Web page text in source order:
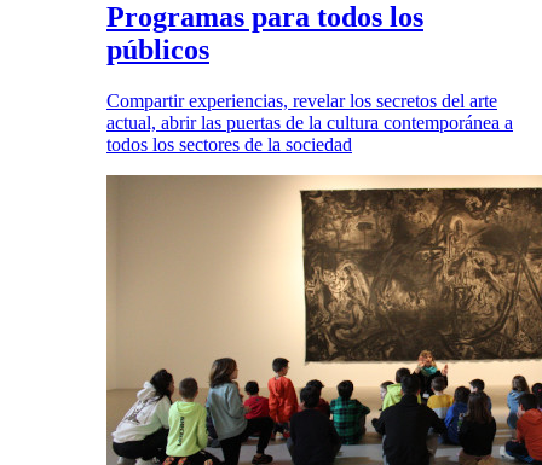
Programas para todos los
públicos
Compartir experiencias, revelar los secretos del arte
actual, abrir las puertas de la cultura contemporánea a
todos los sectores de la sociedad